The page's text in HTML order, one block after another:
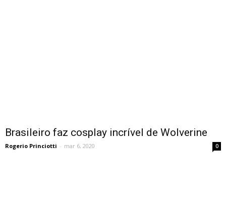
Brasileiro faz cosplay incrível de Wolverine
Rogerio Princiotti - mar 6, 2020 0